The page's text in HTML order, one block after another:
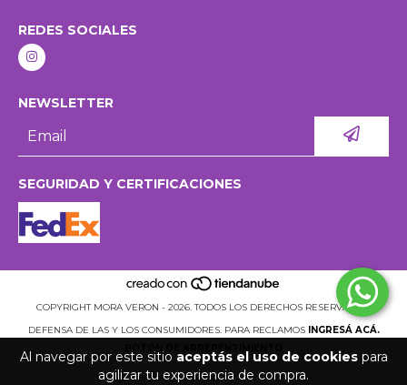
Al navegar por este sitio aceptás el uso de cookiespara
agilizar tu experiencia de compra.
REDES SOCIALES
NEWSLETTER
SEGURIDAD Y CERTIFICACIONES
COPYRIGHT MORA VERON - 2026. TODOS LOS DERECHOS RESERVADOS.
DEFENSA DE LAS Y LOS CONSUMIDORES. PARA RECLAMOS
INGRESÁ ACÁ.